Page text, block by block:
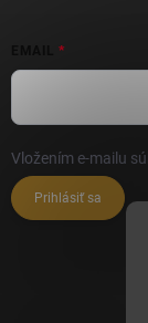
Vložením e-mailu
Prihlásiť sa